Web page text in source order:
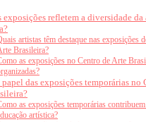
exposições refletem a diversidade da
artistas têm destaque nas exposições
Brasileira?
as exposições no Centro de Arte
papel das exposições temporárias no
as exposições temporárias contribuem
artística?